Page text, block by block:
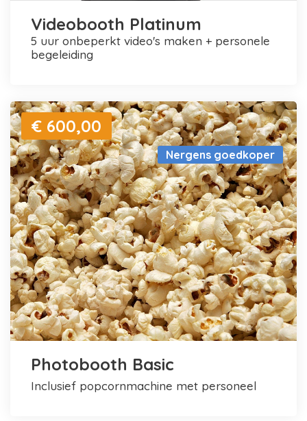
Videobooth Platinum
5 uur onbeperkt video's maken + personele
begeleiding
Nergens goedkoper
€ 600,00
Photobooth Basic
inclusief popcornmachine met personeel